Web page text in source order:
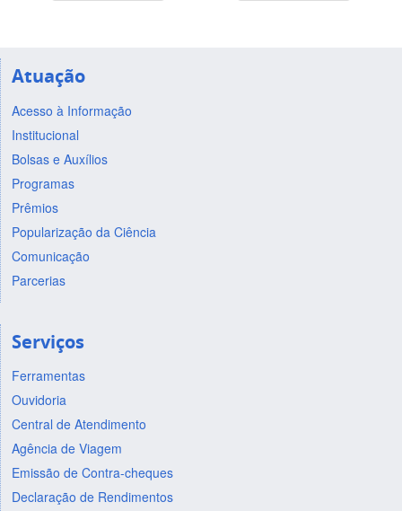
Atuação
Acesso à Informação
Institucional
Bolsas e Auxílios
Programas
Prêmios
Popularização da Ciência
Comunicação
Parcerias
Serviços
Ferramentas
Ouvidoria
Central de Atendimento
Agência de Viagem
Emissão de Contra-cheques
Declaração de Rendimentos